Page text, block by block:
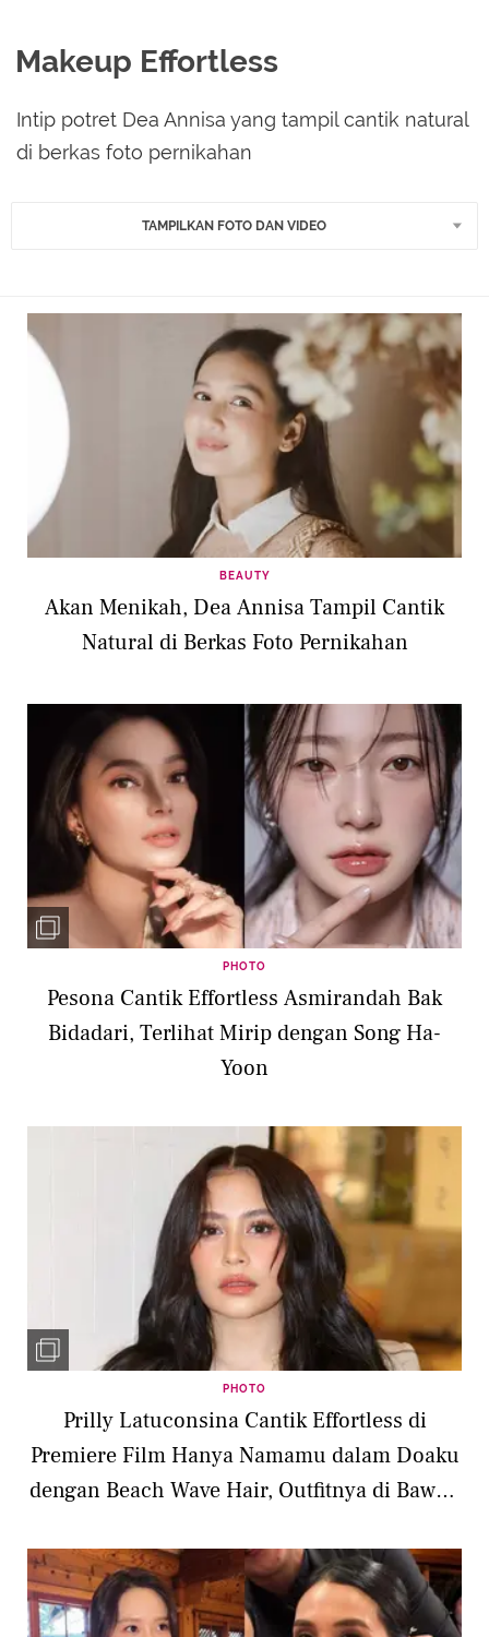
Makeup Effortless
Intip potret Dea Annisa yang tampil cantik natural
di berkas foto pernikahan
TAMPILKAN FOTO DAN VIDEO
BEAUTY
Akan Menikah, Dea Annisa Tampil Cantik
Natural di Berkas Foto Pernikahan
PHOTO
Pesona Cantik Effortless Asmirandah Bak
Bidadari, Terlihat Mirip dengan Song Ha-
Yoon
PHOTO
Prilly Latuconsina Cantik Effortless di
Premiere Film Hanya Namamu dalam Doaku
dengan Beach Wave Hair, Outfitnya di Bawah